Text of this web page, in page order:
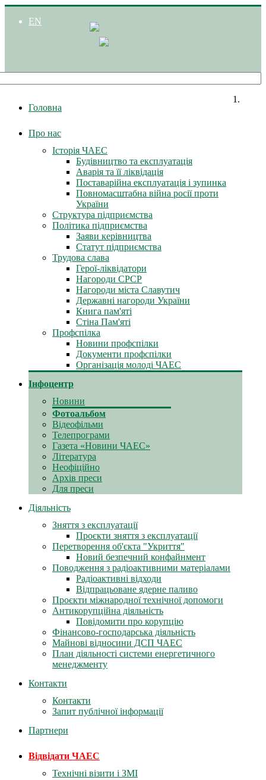
EN
Головна
Про нас
Історія ЧАЕС
Будівництво та експлуатація
Аварія та її ліквідація
Поставарійна експлуатація і зупинка
Повномасштабна війна росії проти
України
Структура підприємства
Політика підприємства
Заяви керівництва
Статут підприємства
Трудова слава
Герої-ліквідатори
Нагороди СРСР
Нагороди міста Славутич
Державні нагороди України
Книга пам'яті
Стіна Пам'яті
Профспілка
Новини профспілки
Документи профспілки
Організація молоді ЧАЕС
Інфоцентр
Новини
Фотоальбом
Відеофільми
Телепрограми
Газета «Новини ЧАЕС»
Література
Неофіційно
Архів преси
Для преси
Діяльність
Зняття з експлуатації
Проєкти зняття з експлуатації
Перетворення об'єкта "Укриття"
Новий безпечний конфайнмент
Поводження з радіоактивними матеріалами
Радіоактивні відходи
Відпрацьоване ядерне паливо
Проєкти міжнародної технічної допомоги
Антикорупційна діяльність
Повідомити про корупцію
Фінансово-господарська діяльність
Майнові відносини ДСП ЧАЕС
План діяльності системи енергетичного
менеджменту
Контакти
Контакти
Запит публічної інформації
Партнери
Відвідати ЧАЕС
Технічні візити і ЗМІ